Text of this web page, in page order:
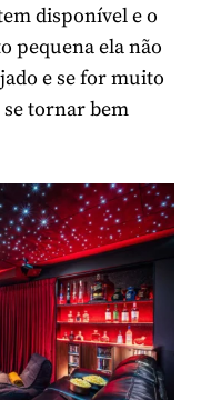
disponível e o
pequena ela não
e se for muito
se tornar bem